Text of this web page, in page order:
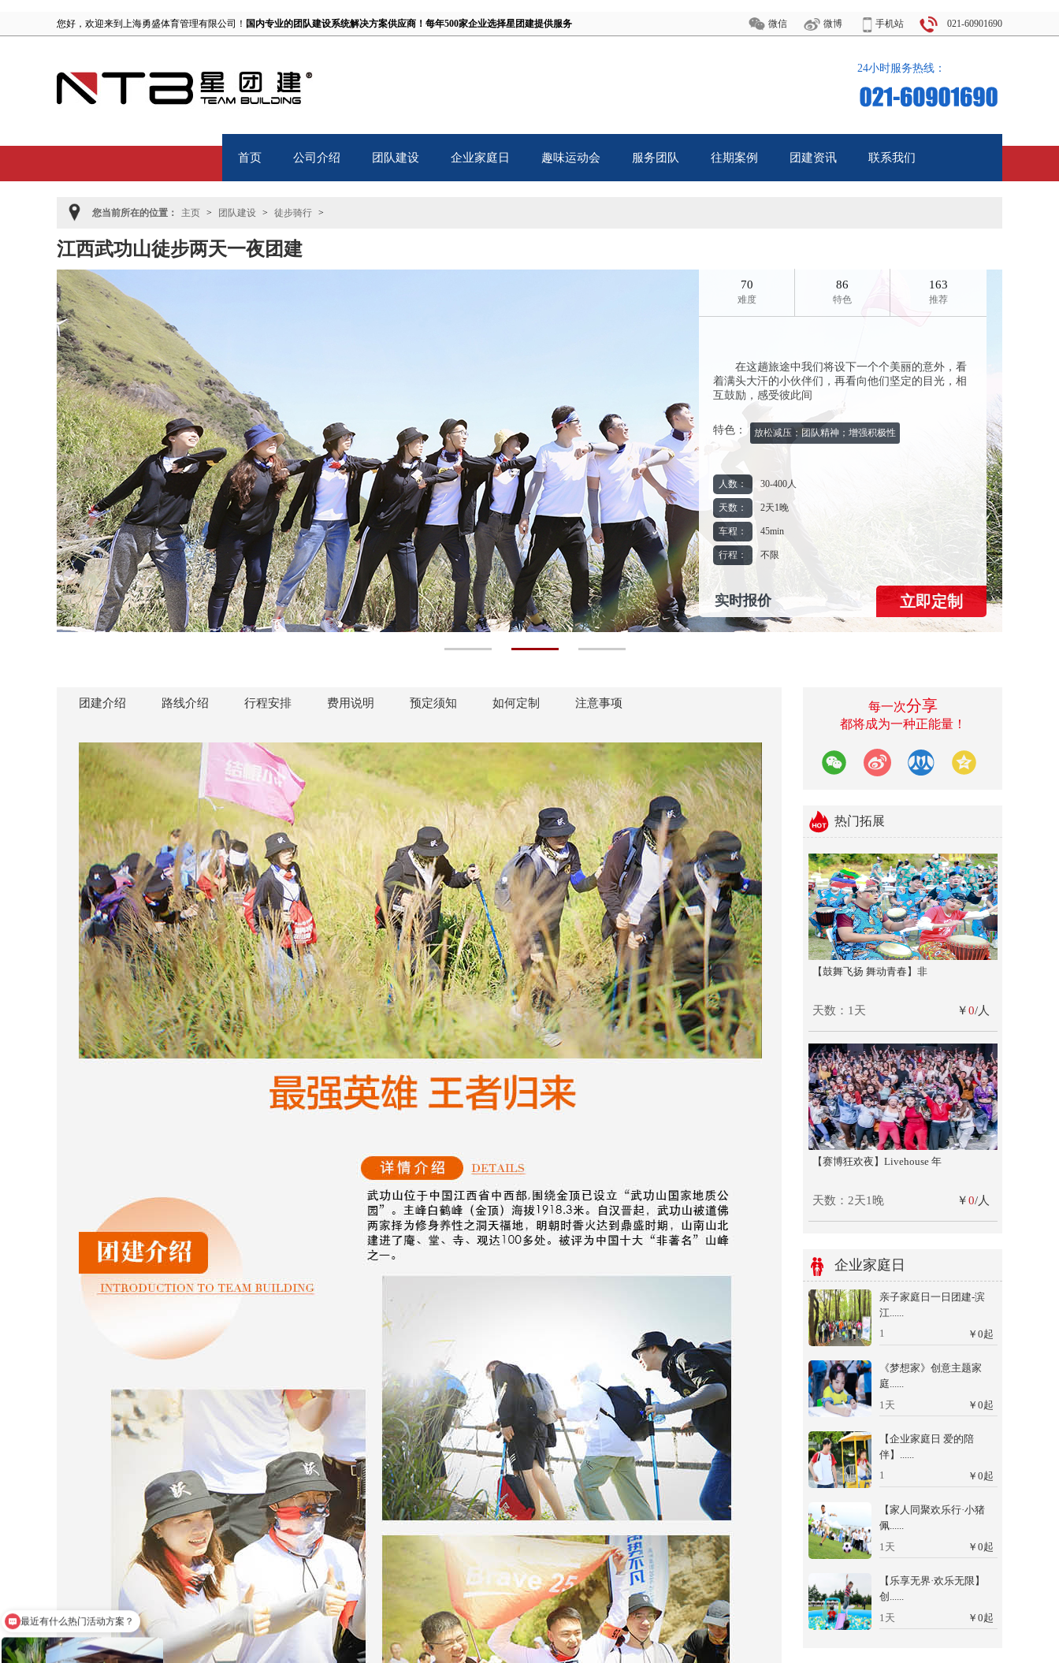
您好，欢迎来到上海勇盛体育管理有限公司！ 国内专业的团队建设系统解决方案供应商！ 每年500家企业选择星团建提供服务 微信 微博 手机站 021-60901690
24小时服务热线：
首页 公司介绍 团队建设 企业家庭日 趣味运动会 服务团队 往期案例 团建资讯 联系我们
您当前所在的位置： 主页 > 团队建设 > 徒步骑行 >
江西武功山徒步两天一夜团建
70
难度
86
特色
163
推荐
在这趟旅途中我们将设下一个个美丽的意外，看
着满头大汗的小伙伴们，再看向他们坚定的目光，相
互鼓励，感受彼此间
特色： 放松减压；团队精神；增强积极性
人数： 30-400人
天数： 2天1晚
车程： 45min
行程： 不限
实时报价
团建介绍 路线介绍 行程安排 费用说明 预定须知 如何定制 注意事项 每一次分享
都将成为一种正能量！
热门拓展
【鼓舞飞扬 舞动青春】非
天数：1天 ￥0/人
【赛博狂欢夜】Livehouse 年
天数：2天1晚 ￥0/人
企业家庭日
亲子家庭日一日团建-滨
江......
1
￥ 0起
《梦想家》创意主题家
庭......
1天
￥ 0起
【企业家庭日 爱的陪
伴】......
1
￥ 0起
【家人同聚欢乐行·小猪
佩......
1天
￥ 0起
【乐享无界·欢乐无限】
创......
1天
￥ 0起
热门团建活动有哪些？